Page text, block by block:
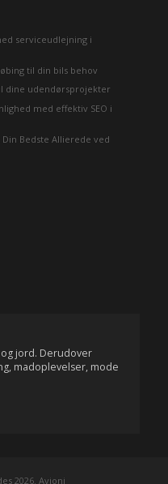
serviceudlejning i
til din bils behov
dine udendørsprojekter
med effektiv SEO i
Bedste Allierede ved
jord. Derudover
madoplevelser, mode
2026. Avioni